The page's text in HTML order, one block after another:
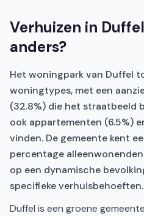
Verhuizen in
anders?
Het woningpark van Duffel
woningtypes, met een
(32.8%) die het straatbeeld
ook appartementen (6.5%)
vinden. De gemeente kent
percentage
op een dynamische
specifieke verhuisbehoeften.
Duffel is een groene